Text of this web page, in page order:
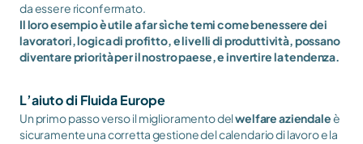
da essere riconfermato.
Il loro esempio è utile a far sì che temi come benessere dei
lavoratori, logica di profitto, e livelli di produttività, possano
diventare priorità per il nostro paese, e invertire la tendenza.
L’aiuto di Fluida Europe
Un primo passo verso il miglioramento del welfare aziendale è
sicuramente una corretta gestione del calendario di lavoro e la